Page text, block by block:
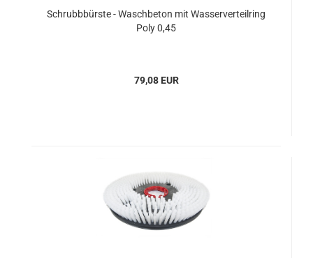
Schrubbbürste - Waschbeton mit Wasserverteilring
Poly 0,45
79,08 EUR